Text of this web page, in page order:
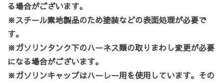
る場合がございます。
※スチール素地製品のため塗装などの表面処理が必要で
す。
※ガソリンタンク下のハーネス類の取りまわし変更が必要
になる場合がございます。
※ガソリンキャップはハーレー用を使用しています。その